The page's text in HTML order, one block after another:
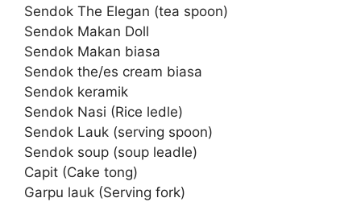
Sendok The Elegan (tea spoon)
Sendok Makan Doll
Sendok Makan biasa
Sendok the/es cream biasa
Sendok keramik
Sendok Nasi (Rice ledle)
Sendok Lauk (serving spoon)
Sendok soup (soup leadle)
Capit (Cake tong)
Garpu lauk (Serving fork)